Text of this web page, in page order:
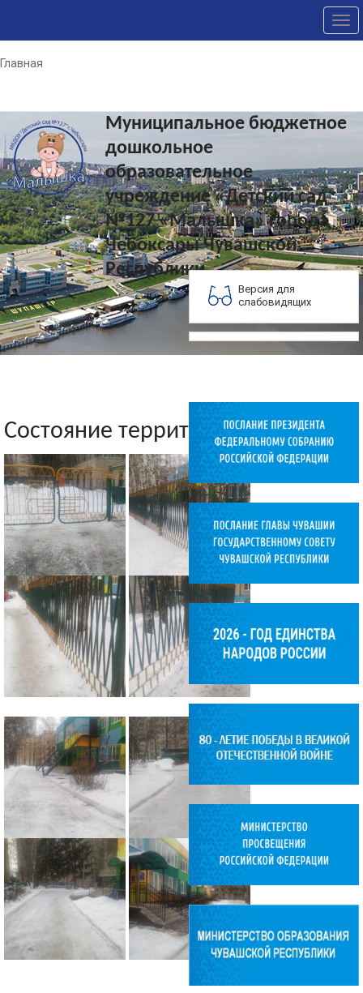
Главная
Муниципальное бюджетное
дошкольное
образовательное
учреждение «Детский сад
№127 «Малышка» города
Чебоксары Чувашской
Республики
Версия для
слабовидящих
Состояние территории